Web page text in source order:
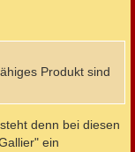
Produkt sind
denn bei diesen
ein